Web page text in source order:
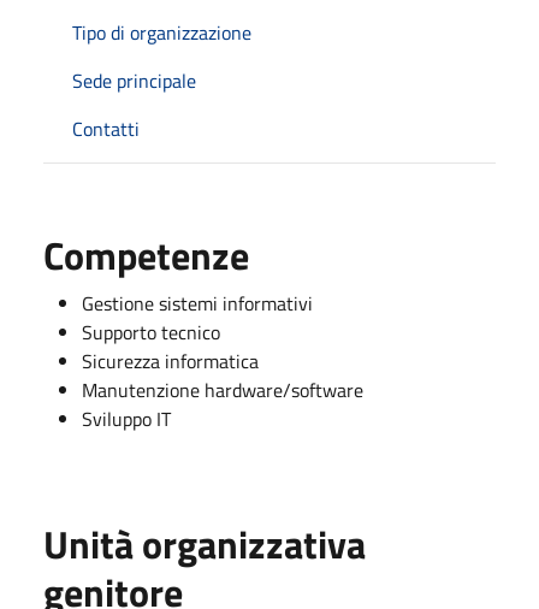
Tipo di organizzazione
Sede principale
Contatti
Competenze
Gestione sistemi informativi
Supporto tecnico
Sicurezza informatica
Manutenzione hardware/software
Sviluppo IT
Unità organizzativa
genitore